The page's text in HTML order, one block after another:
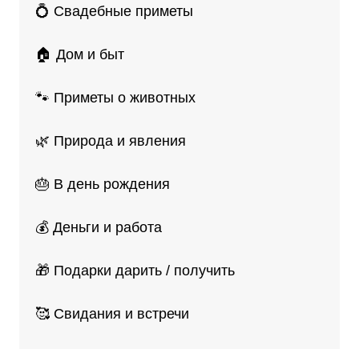
💍 Свадебные приметы
🏠 Дом и быт
🐾 Приметы о животных
🌿 Природа и явления
🎂 В день рождения
💰 Деньги и работа
🎁 Подарки дарить / получить
🥰 Свидания и встречи